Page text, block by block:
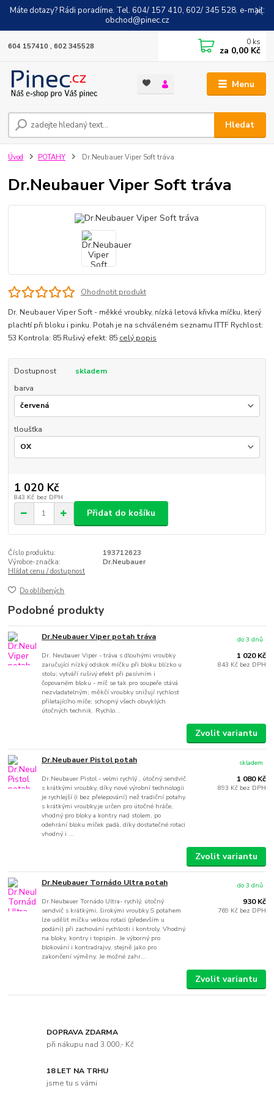
Máte dotazy? Rádi poradíme. Tel. 604/ 157 410, 602/ 345 528. e-mail:
obchod@pinec.cz
Menu
Hledat
604 157410 , 602 345528 0 ks
za 0,00 Kč
Úvod POTAHY Dr.Neubauer Viper Soft tráva
Dr.Neubauer Viper Soft tráva
Ohodnotit produkt
Dr. Neubauer Viper Soft - měkké vroubky, nízká letová křivka míčku, který
plachtí při bloku i pinku. Potah je na schváleném seznamu ITTF Rychlost:
53 Kontrola: 85 Rušivý efekt: 85 celý popis
Dostupnost
skladem
barva
tloušťka
1 020 Kč
843 Kč bez DPH
Přidat do košíku
Číslo produktu:
193712623
Výrobce-značka:
Dr.Neubauer
Hlídat cenu / dostupnost
Do oblíbených
Podobné produkty
Dr.Neubauer Viper potah tráva
Dr. Neubauer Viper - tráva s dlouhými vroubky
zaručující nízký odskok míčku při bloku blízko u
stolu; vytváří rušivý efekt při pasívním i
čopovaném bloku - míč se tak pro soupeře stává
nezvladatelným; měkčí vroubky snižují rychlost
přiletajícího míče; schopný všech obvyklých
útočných technik. Rychlo...
1 020 Kč
843 Kč bez DPH
do 3 dnů
Zvolit variantu
Dr.Neubauer Pistol potah
Dr.Neubauer Pistol - velmi rychlý , útočný sendvič
s krátkými vroubky, díky nové výrobní technologii
je rychlejší (i bez přelepování) než tradiční potahy
s krátkými vroubky,je určen pro útočné hráče,
vhodný pro bloky a kontry nad stolem, po
odehrání bloku míček padá, díky dostatečné rotaci
vhodný i ...
1 080 Kč
893 Kč bez DPH
skladem
Zvolit variantu
Dr.Neubauer Tornádo Ultra potah
Dr.Neubauer Tornádo Ultra- rychlý, útočný
sendvič s krátkými, širokými vroubky.S potahem
lze udělit míčku velkou rotaci (především u
podání) při zachování rychlosti i kontroly. Vhodný
na bloky, kontry i topspin. Je výborný pro
blokování i kontradrajvy, stejně jako pro
zakončení výměny. Je možné zahr...
930 Kč
769 Kč bez DPH
do 3 dnů
Zvolit variantu
DOPRAVA ZDARMA
při nákupu nad 3.000,- Kč
18 LET NA TRHU
jsme tu s vámi